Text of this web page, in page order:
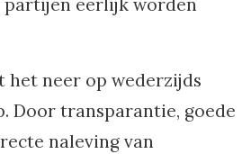
partijen eerlijk worden
neer op wederzijds
Door transparantie, goede
naleving van